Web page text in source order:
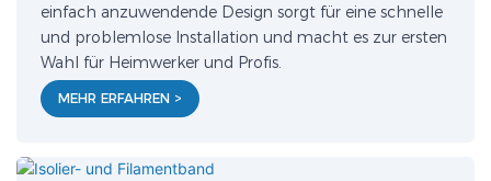
einfach anzuwendende Design sorgt für eine schnelle
und problemlose Installation und macht es zur ersten
Wahl für Heimwerker und Profis.
MEHR ERFAHREN >